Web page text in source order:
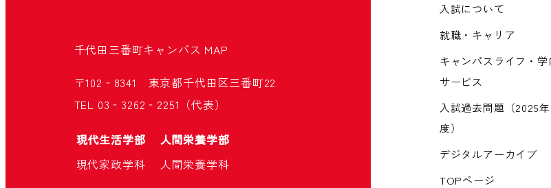
千代田三番町キャンパス MAP
〒102‐8341 東京都千代田区三番町22
TEL 03‐3262‐2251（代表）
現代生活学部
人間栄養学部
現代家政学科
人間栄養学科
入試について
就職・キャリア
キャンパスライフ・学
サービス
入試過去問題（2025年
度）
デジタルアーカイブ
TOPページ